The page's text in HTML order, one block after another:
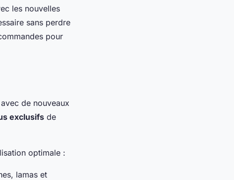
les nouvelles
sans perdre
pour
de nouveaux
exclusifs de
optimale :
lamas et